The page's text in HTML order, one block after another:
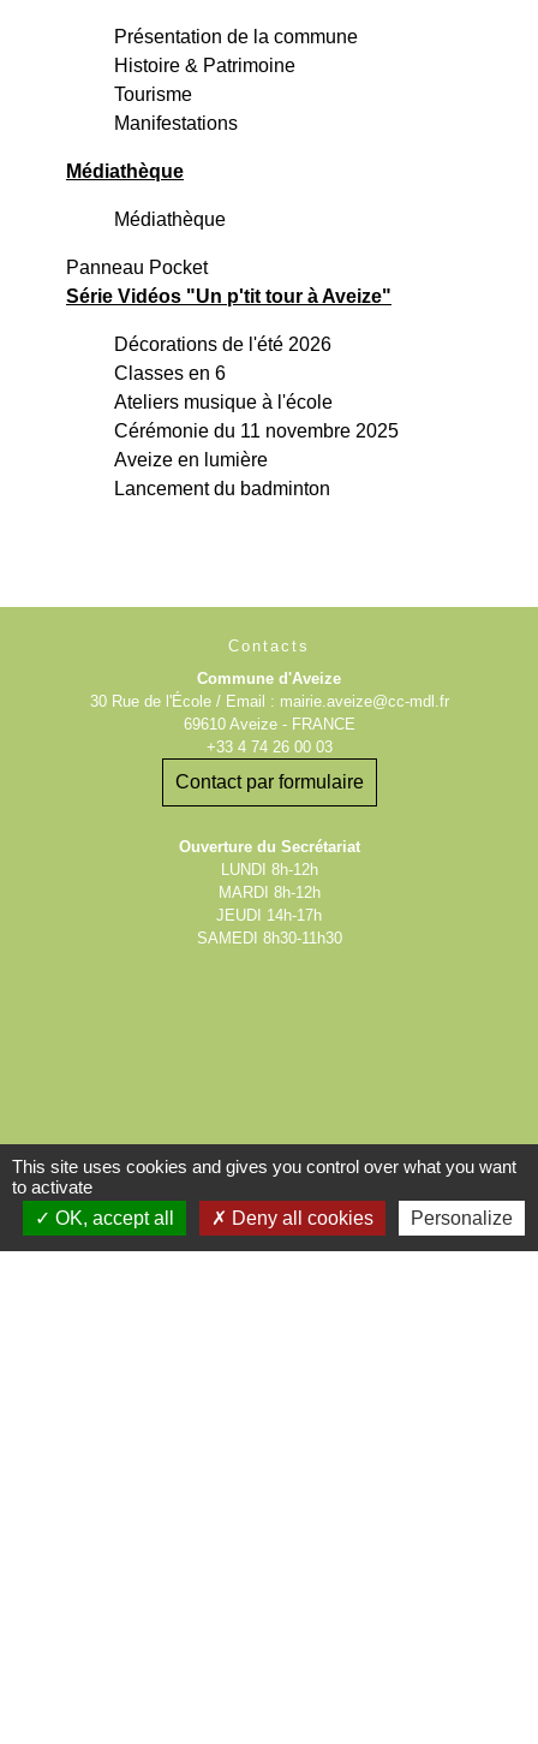
Présentation de la commune
Histoire & Patrimoine
Tourisme
Manifestations
Médiathèque
Médiathèque
Panneau Pocket
Série Vidéos "Un p'tit tour à Aveize"
Décorations de l'été 2026
Classes en 6
Ateliers musique à l'école
Cérémonie du 11 novembre 2025
Aveize en lumière
Lancement du badminton
Contacts
Commune d'Aveize
30 Rue de l'École / Email : mairie.aveize@cc-mdl.fr
69610 Aveize - FRANCE
+33 4 74 26 00 03
Contact par formulaire
Ouverture du Secrétariat
LUNDI 8h-12h
MARDI 8h-12h
JEUDI 14h-17h
SAMEDI 8h30-11h30
Liens
This site uses cookies and gives you control over what you want
to activate
OK, accept all
Deny all cookies Personalize